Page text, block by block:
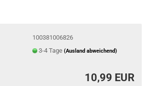
100381006826
3-4 Tage (Ausland abweichend)
10,99 EUR